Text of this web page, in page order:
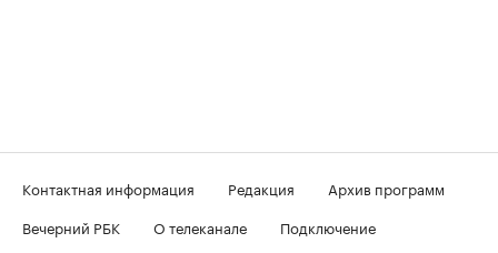
Контактная информация Редакция
Архив программ
Вечерний РБК
О телеканале
Подключение